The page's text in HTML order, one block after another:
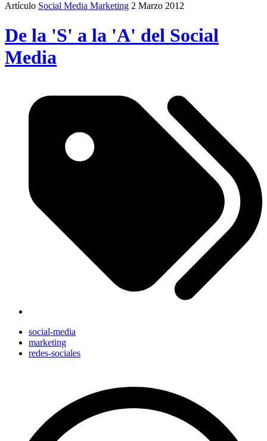
Artículo Social Media Marketing 2 Marzo 2012
De la 'S' a la 'A' del Social
Media
social-media
marketing
redes-sociales